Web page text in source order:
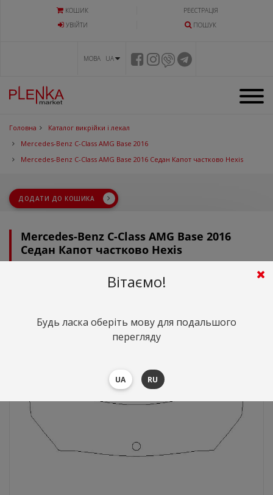
КОШИК
РЕЄСТРАЦІЯ
УВIЙТИ
ПОШУК
МОВА UA
Головна
Каталог викрійки і лекал
Mercedes-Benz C-Class AMG Base 2016
Mercedes-Benz C-Class AMG Base 2016 Седан Капот частково Hexis
ДОДАТИ ДО КОШИКА
Mercedes-Benz C-Class AMG Base 2016
Седан Капот частково Hexis
грн.($58.68)
Вітаємо!
Будь ласка оберіть мову для подальшого
перегляду
UA RU